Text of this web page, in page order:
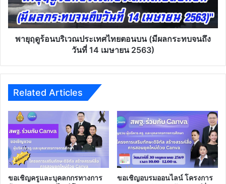
บน
(มี
ผลก
14
เมษายน
2563)
พายุฤดูร้อนบริเวณประเทศไทยตอนบน (มีผลกระทบจนถึง
วันที่ 14 เมษายน 2563)
Related Articles
ขอเชิญครูและบุคลกกรทางการ
ขอเชิญอบรมออนไลน์ โครงการ